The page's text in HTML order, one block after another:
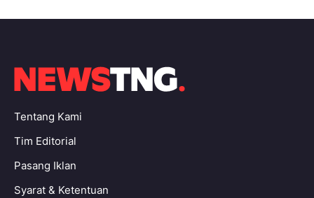
Tentang Kami
Tim Editorial
Pasang Iklan
Syarat & Ketentuan